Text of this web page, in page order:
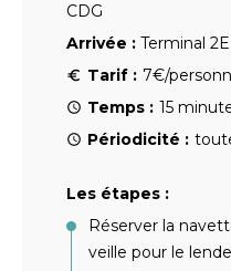
CDG
Arrivée : Terminal 2E
Tarif : 7€/
Temps : 15
Périodicité :
Les étapes :
Réserver la
veille pour le